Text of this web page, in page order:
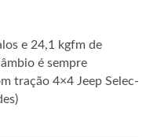
e 24,1 kgfm de
é sempre
tração 4×4 Jeep Selec-